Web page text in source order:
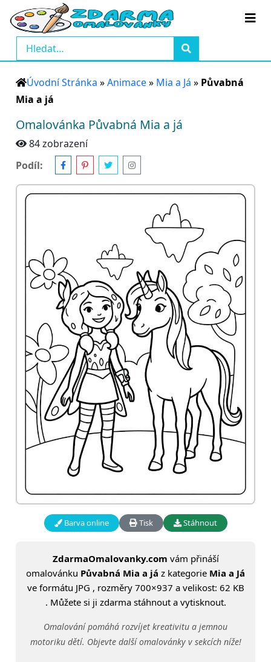
Úvodní Stránka »Animace» Mia a Já » Půvabná
Mia a já
Omalovánka Půvabná Mia a já
84 zobrazení
Podíl:
Barva online Tisk Stáhnout
ZdarmaOmalovanky.com vám přináší
omalovánku Půvabná Mia a já z kategorie Mia a Já
ve formátu JPG , rozměry 700×937 a velikost: 62 KB
. Můžete si ji zdarma stáhnout a vytisknout.
Omalování pomáhá rozvíjet kreativitu a jemnou
motoriku dětí. Objevte další omalovánky v sekcích níže!